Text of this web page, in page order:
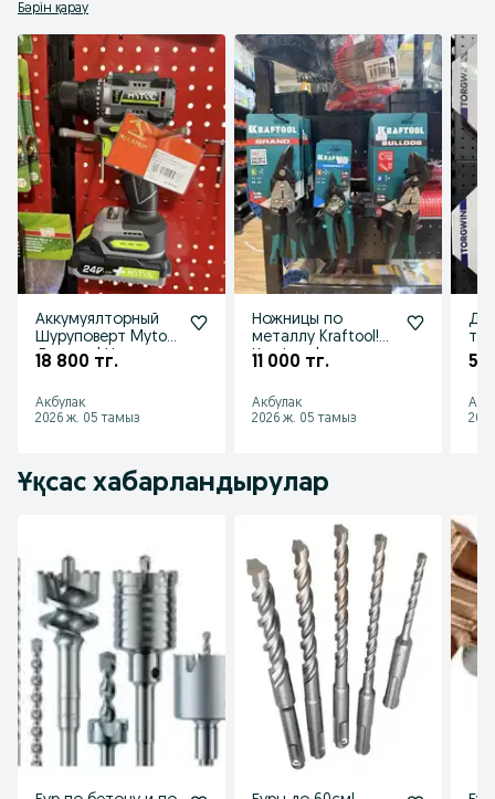
Бәрін қарау
Аккумуялторный
Шуруповерт Mytol!
Досавка! Низкие
Скидки!
18 800 тг.
Акбулак
2026 ж. 05 тамыз
Ножницы по
металлу Kraftool!
Крафтул!
Открыты до 23:00!
НДС!
11 000 тг.
Акбулак
2026 ж. 05 тамыз
5
Ұқсас хабарландырулар